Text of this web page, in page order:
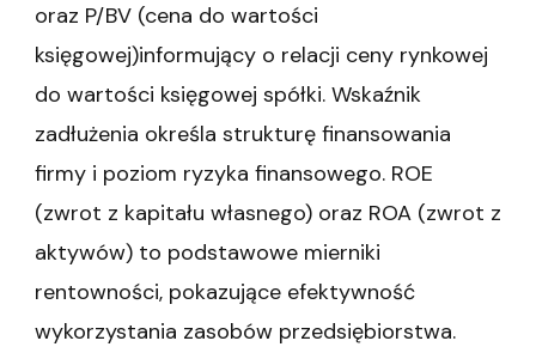
oraz P/BV (cena do wartości
księgowej)informujący o relacji ceny rynkowej
do wartości księgowej spółki. Wskaźnik
zadłużenia określa strukturę finansowania
firmy i poziom ryzyka finansowego. ROE
(zwrot z kapitału własnego) oraz ROA (zwrot z
aktywów) to podstawowe mierniki
rentowności, pokazujące efektywność
wykorzystania zasobów przedsiębiorstwa.